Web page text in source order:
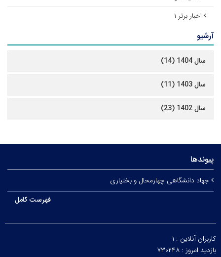
اخبار برتر ۱
آرشیو
سال 1404 (14)
سال 1403 (11)
سال 1402 (23)
پیوندها
جهاد دانشگاهی چهارمحال و بختیاری
فهرست کامل
کاربران آنلاین : ۱
بازدید امروز : ۷۳۰۲۴۸